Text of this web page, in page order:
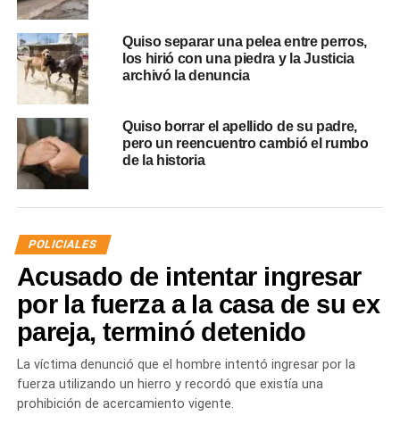
Quiso separar una pelea entre perros,
los hirió con una piedra y la Justicia
archivó la denuncia
Quiso borrar el apellido de su padre,
pero un reencuentro cambió el rumbo
de la historia
POLICIALES
Acusado de intentar ingresar
por la fuerza a la casa de su ex
pareja, terminó detenido
La víctima denunció que el hombre intentó ingresar por la
fuerza utilizando un hierro y recordó que existía una
prohibición de acercamiento vigente.